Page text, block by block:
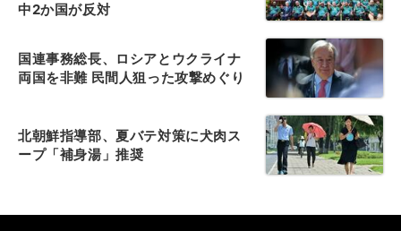
中2か国が反対
国連事務総長、ロシアとウクライナ
両国を非難 民間人狙った攻撃めぐり
北朝鮮指導部、夏バテ対策に犬肉ス
ープ「補身湯」推奨